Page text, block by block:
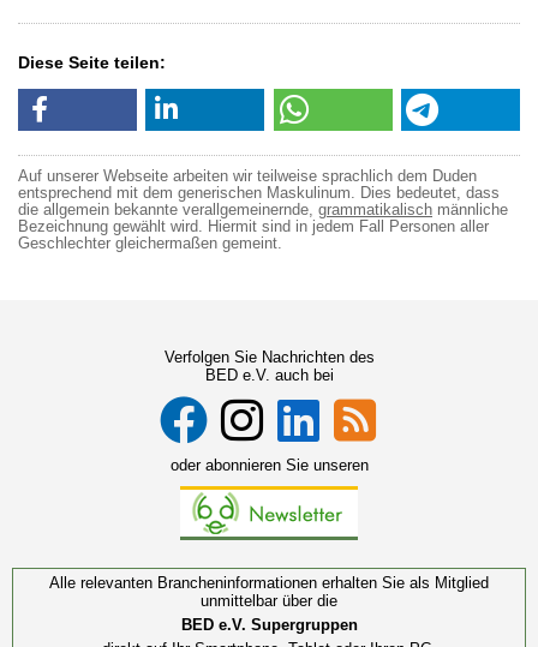
Diese Seite teilen:
Auf unserer Webseite arbeiten wir teilweise sprachlich dem Duden
entsprechend mit dem generischen Maskulinum. Dies bedeutet, dass
die allgemein bekannte verallgemeinernde, grammatikalisch männliche
Bezeichnung gewählt wird. Hiermit sind in jedem Fall Personen aller
Geschlechter gleichermaßen gemeint.
Verfolgen Sie Nachrichten des
BED e.V. auch bei
oder abonnieren Sie unseren
Alle relevanten Brancheninformationen erhalten Sie als Mitglied
unmittelbar über die
BED e.V. Supergruppen